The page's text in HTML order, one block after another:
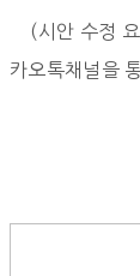
(시안 수정
카오톡채널을